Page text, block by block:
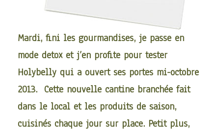
Mardi, fini les gourmandises, je passe en
mode detox et j’en profite pour tester
Holybelly qui a ouvert ses portes mi-octobre
2013. Cette nouvelle cantine branchée fait
dans le local et les produits de saison,
cuisinés chaque jour sur place. Petit plus,